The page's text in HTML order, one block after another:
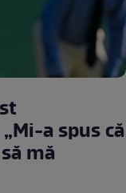
a spus că
mă